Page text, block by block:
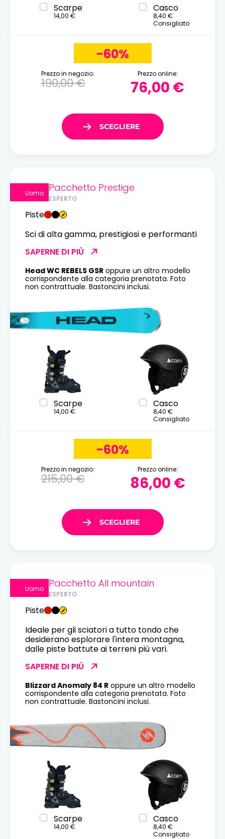
Scarpe
14,00 €
Casco
8,40 €
Consigliato
-60%
Prezzo in negozio:
190,00 €
Prezzo online:
76,00 €
Uomo Pacchetto Prestige
ESPERTO
Piste
Sci di alta gamma, prestigiosi e performanti
SAPERNE DI PIÙ
Head WC REBELS GSR oppure un altro modello
corrispondente alla categoria prenotata. Foto
non contrattuale. Bastoncini inclusi.
Scarpe
14,00 €
Casco
8,40 €
Consigliato
-60%
Prezzo in negozio:
215,00 €
Prezzo online:
86,00 €
Uomo Pacchetto All mountain
ESPERTO
Piste
Ideale per gli sciatori a tutto tondo che
desiderano esplorare l'intera montagna,
dalle piste battute ai terreni più vari.
SAPERNE DI PIÙ
Blizzard Anomaly 84 R oppure un altro modello
corrispondente alla categoria prenotata. Foto
non contrattuale. Bastoncini inclusi.
Scarpe
14,00 €
Casco
8,40 €
Consigliato